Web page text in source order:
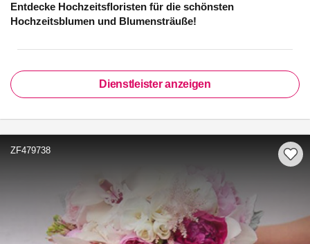
Entdecke Hochzeitsfloristen für die schönsten
Hochzeitsblumen und Blumensträuße!
Dienstleister anzeigen
ZF479738